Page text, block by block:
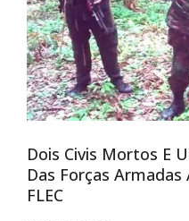
Dois Civis Mortos E
Das Forças Armadas
FLEC